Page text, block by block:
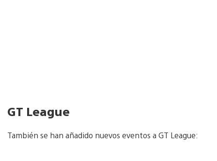
GT League
También se han añadido nuevos eventos a GT League: